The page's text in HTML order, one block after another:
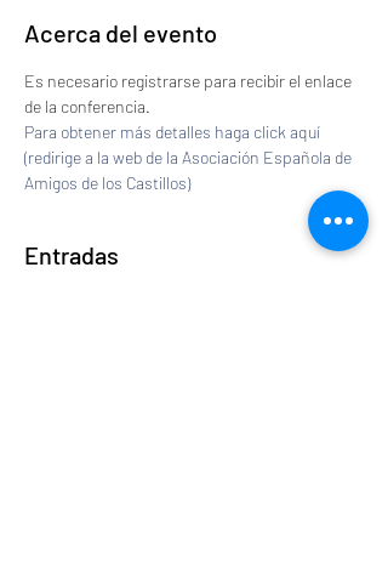
Acerca del evento
Es necesario registrarse para recibir el enlace
de la conferencia.
Para obtener más detalles haga click aquí
(redirige a la web de la Asociación Española de
Amigos de los Castillos)
Entradas